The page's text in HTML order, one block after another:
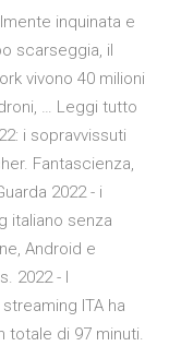
inquinata e
scarseggia, il
vivono 40 milioni
… Leggi tutto
i sopravvissuti
Fantascienza,
2022 - i
italiano senza
Android e
2022 - I
ITA ha
totale di 97 minuti.